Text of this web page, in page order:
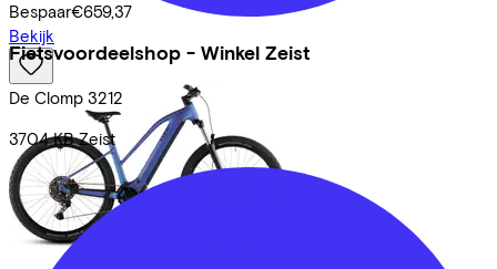
Fietsvoordeelshop - Winkel Zeist
De Clomp 3212
3704 KB Zeist
Bespaar€659,37
Bekijk